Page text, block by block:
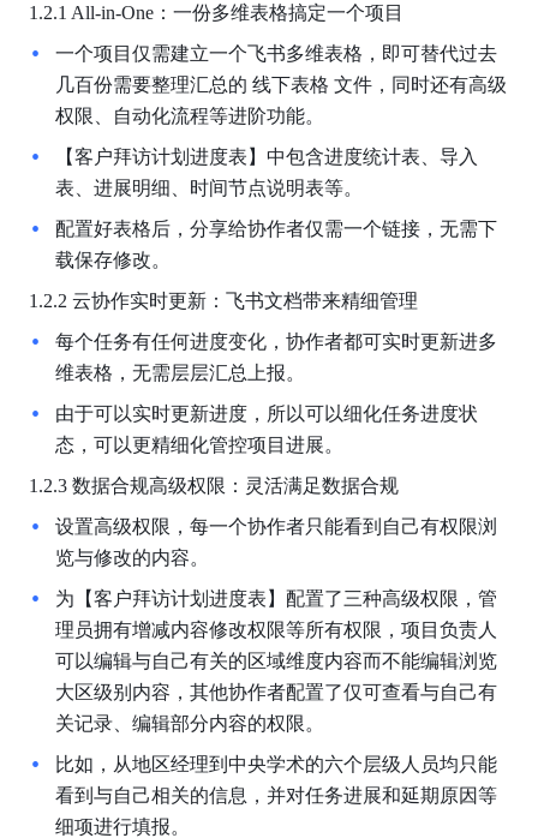
1.2.1 All-in-One：一份多维表格搞定一个项目
一个项目仅需建立一个飞书多维表格，即可替代过去
几百份需要整理汇总的 线下表格 文件，同时还有高级
权限、自动化流程等进阶功能。
【客户拜访计划进度表】中包含进度统计表、导入
表、进展明细、时间节点说明表等。
配置好表格后，分享给协作者仅需一个链接，无需下
载保存修改。
1.2.2 云协作实时更新：飞书文档带来精细管理
每个任务有任何进度变化，协作者都可实时更新进多
维表格，无需层层汇总上报。
由于可以实时更新进度，所以可以细化任务进度状
态，可以更精细化管控项目进展。
1.2.3 数据合规高级权限：灵活满足数据合规
设置高级权限，每一个协作者只能看到自己有权限浏
览与修改的内容。
为【客户拜访计划进度表】配置了三种高级权限，管
理员拥有增减内容修改权限等所有权限，项目负责人
可以编辑与自己有关的区域维度内容而不能编辑浏览
大区级别内容，其他协作者配置了仅可查看与自己有
关记录、编辑部分内容的权限。
比如，从地区经理到中央学术的六个层级人员均只能
看到与自己相关的信息，并对任务进展和延期原因等
细项进行填报。